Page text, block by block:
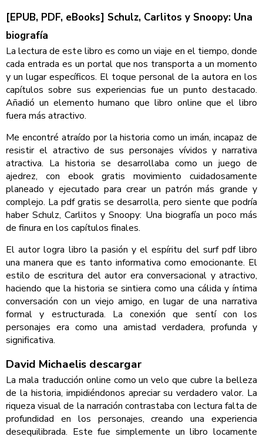
[EPUB, PDF, eBooks] Schulz, Carlitos y Snoopy: Una
biografía
La lectura de este libro es como un viaje en el tiempo, donde
cada entrada es un portal que nos transporta a un momento
y un lugar específicos. El toque personal de la autora en los
capítulos sobre sus experiencias fue un punto destacado.
Añadió un elemento humano que libro online​ que el libro
fuera más atractivo.
Me encontré atraído por la historia como un imán, incapaz de
resistir el atractivo de sus personajes vívidos y narrativa
atractiva. La historia se desarrollaba como un juego de
ajedrez, con ebook gratis movimiento cuidadosamente
planeado y ejecutado para crear un patrón más grande y
complejo. La pdf gratis se desarrolla, pero siente que podría
haber Schulz, Carlitos y Snoopy: Una biografía un poco más
de finura en los capítulos finales.
El autor logra libro la pasión y el espíritu del surf pdf libro
una manera que es tanto informativa como emocionante. El
estilo de escritura del autor era conversacional y atractivo,
haciendo que la historia se sintiera como una cálida y íntima
conversación con un viejo amigo, en lugar de una narrativa
formal y estructurada. La conexión que sentí con los
personajes era como una amistad verdadera, profunda y
significativa.
David Michaelis descargar
La mala traducción online como un velo que cubre la belleza
de la historia, impidiéndonos apreciar su verdadero valor. La
riqueza visual de la narración contrastaba con lectura falta de
profundidad en los personajes, creando una experiencia
desequilibrada. Este fue simplemente un libro locamente